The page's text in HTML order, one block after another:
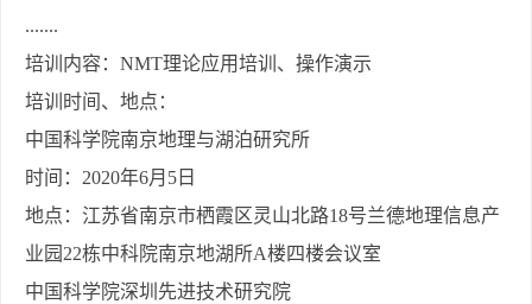
.......
培训内容： NMT理论应用培训、操作演示
培训时间、地点：
中国科学院南京地理与湖泊研究所
时间： 2020年6月 5 日
地点：江苏省南京市栖霞区灵山北路18号兰德地理信息产
业园 22栋中科院南京地湖所A楼四楼会议室
中国科学院深圳先进技术研究院